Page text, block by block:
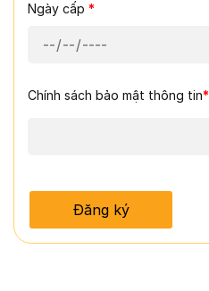
Ngày cấp *
Chính sách bảo mật thông tin*